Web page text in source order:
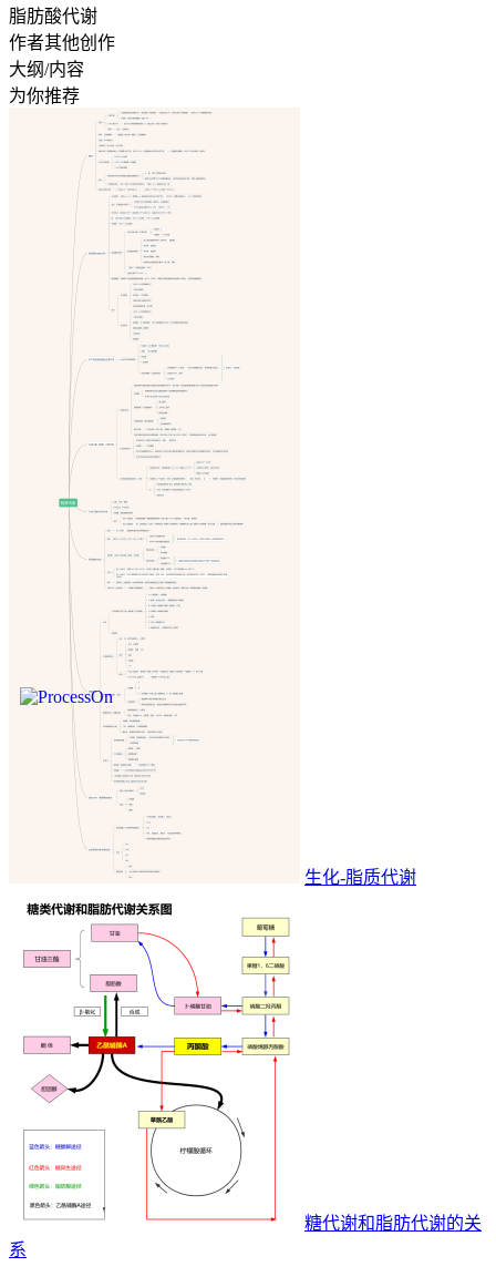
脂肪酸代谢
作者其他创作
大纲/内容
为你推荐
生化-脂质代谢
糖代谢和脂肪代谢的关
系